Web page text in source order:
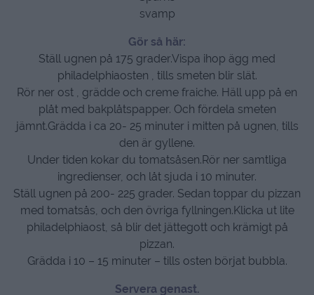
svamp
Gör så här:
Ställ ugnen på 175 grader.Vispa ihop ägg med
philadelphiaosten , tills smeten blir slät.
Rör ner ost , grädde och creme fraiche. Häll upp på en
plåt med bakplåtspapper. Och fördela smeten
jämnt.Grädda i ca 20- 25 minuter i mitten på ugnen, tills
den är gyllene.
Under tiden kokar du tomatsåsen.Rör ner samtliga
ingredienser, och låt sjuda i 10 minuter.
Ställ ugnen på 200- 225 grader. Sedan toppar du pizzan
med tomatsås, och den övriga fyllningen.Klicka ut lite
philadelphiaost, så blir det jättegott och krämigt på
pizzan.
Grädda i 10 – 15 minuter – tills osten börjat bubbla.
Servera genast.